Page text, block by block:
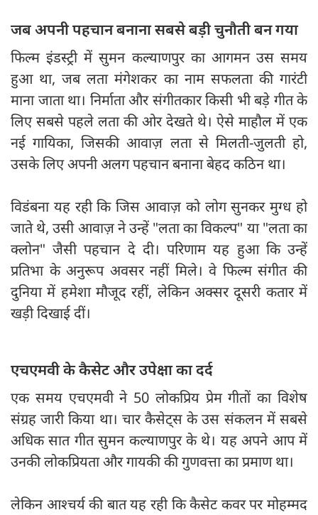
जब अपनी पहचान बनाना सबसे बड़ी चुनौती बन गया
फिल्म इंडस्ट्री में सुमन कल्याणपुर का आगमन उस समय
हुआ था, जब लता मंगेशकर का नाम सफलता की गारंटी
माना जाता था। निर्माता और संगीतकार किसी भी बड़े गीत के
लिए सबसे पहले लता की ओर देखते थे। ऐसे माहौल में एक
नई गायिका, जिसकी आवाज़ लता से मिलती-जुलती हो,
उसके लिए अपनी अलग पहचान बनाना बेहद कठिन था।
विडंबना यह रही कि जिस आवाज़ को लोग सुनकर मुग्ध हो
जाते थे, उसी आवाज़ ने उन्हें "लता का विकल्प" या "लता का
क्लोन" जैसी पहचान दे दी। परिणाम यह हुआ कि उन्हें
प्रतिभा के अनुरूप अवसर नहीं मिले। वे फिल्म संगीत की
दुनिया में हमेशा मौजूद रहीं, लेकिन अक्सर दूसरी कतार में
खड़ी दिखाई दीं।
एचएमवी के कैसेट और उपेक्षा का दर्द
एक समय एचएमवी ने 50 लोकप्रिय प्रेम गीतों का विशेष
संग्रह जारी किया था। चार कैसेट्स के उस संकलन में सबसे
अधिक सात गीत सुमन कल्याणपुर के थे। यह अपने आप में
उनकी लोकप्रियता और गायकी की गुणवत्ता का प्रमाण था।
लेकिन आश्चर्य की बात यह रही कि कैसेट कवर पर मोहम्मद